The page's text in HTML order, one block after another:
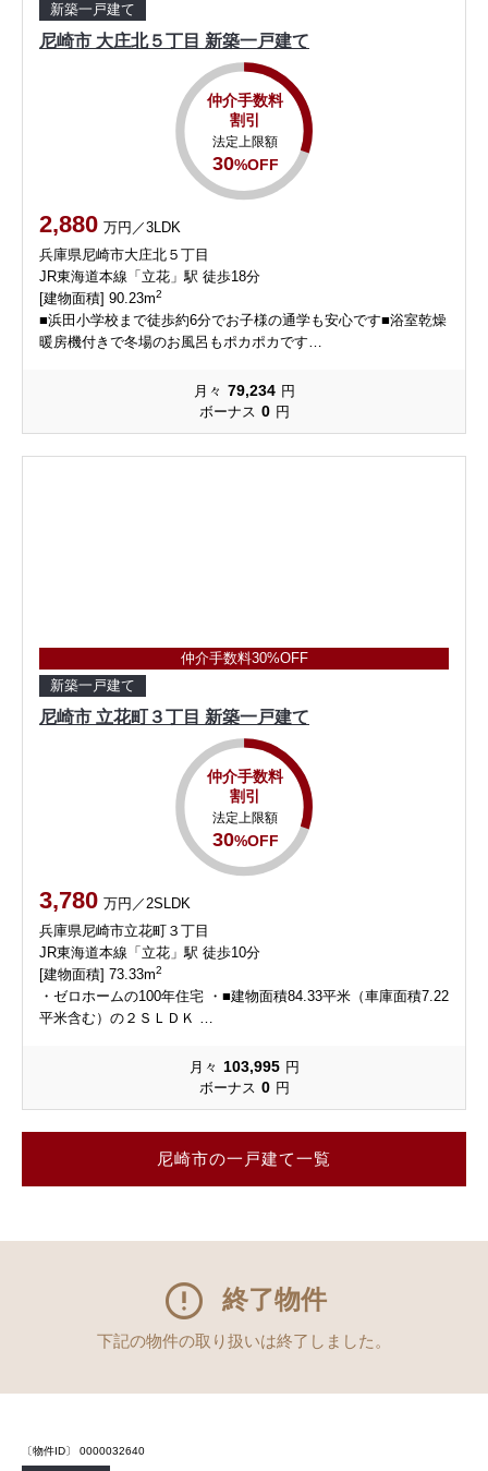
新築一戸建て
尼崎市 大庄北５丁目 新築一戸建て
仲介手数料
割引
法定上限額
30%OFF
2,880 万円／3LDK
兵庫県尼崎市大庄北５丁目
JR東海道本線「立花」駅 徒歩18分
[建物面積] 90.23m2
■浜田小学校まで徒歩約6分でお子様の通学も安心です■浴室乾燥
暖房機付きで冬場のお風呂もポカポカです…
月々 79,234 円
ボーナス 0 円
仲介手数料30%OFF
新築一戸建て
尼崎市 立花町３丁目 新築一戸建て
仲介手数料
割引
法定上限額
30%OFF
3,780 万円／2SLDK
兵庫県尼崎市立花町３丁目
JR東海道本線「立花」駅 徒歩10分
[建物面積] 73.33m2
・ゼロホームの100年住宅 ・■建物面積84.33平米（車庫面積7.22
平米含む）の２ＳＬＤＫ …
月々 103,995 円
ボーナス 0 円
尼崎市の一戸建て一覧
終了物件
下記の物件の取り扱いは終了しました。
〔物件ID〕 0000032640